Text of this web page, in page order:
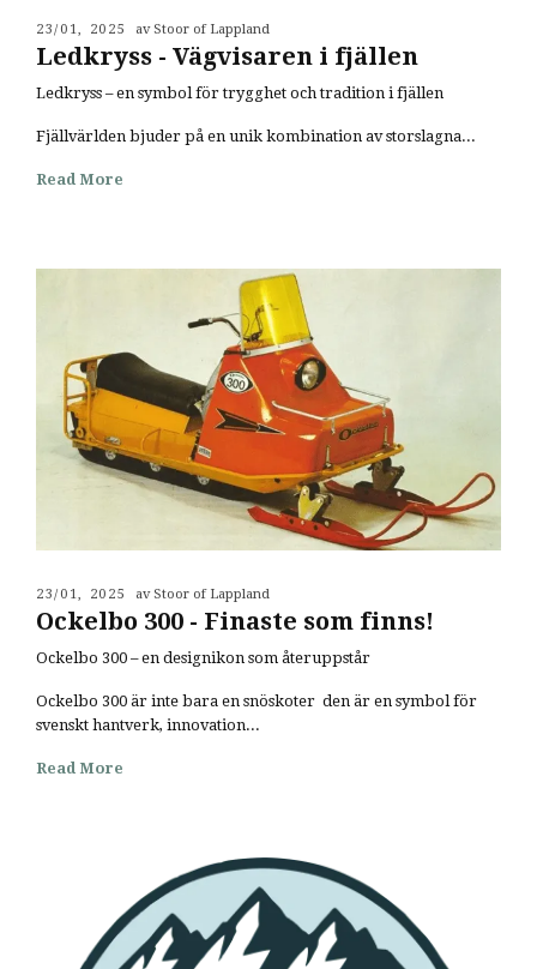
23/01, 2025 av Stoor of Lappland
Ledkryss - Vägvisaren i fjällen
Ledkryss – en symbol för trygghet och tradition i fjällen
Fjällvärlden bjuder på en unik kombination av storslagna...
Read More
23/01, 2025 av Stoor of Lappland
Ockelbo 300 - Finaste som finns!
Ockelbo 300 – en designikon som återuppstår
Ockelbo 300 är inte bara en snöskoter den är en symbol för
svenskt hantverk, innovation...
Read More